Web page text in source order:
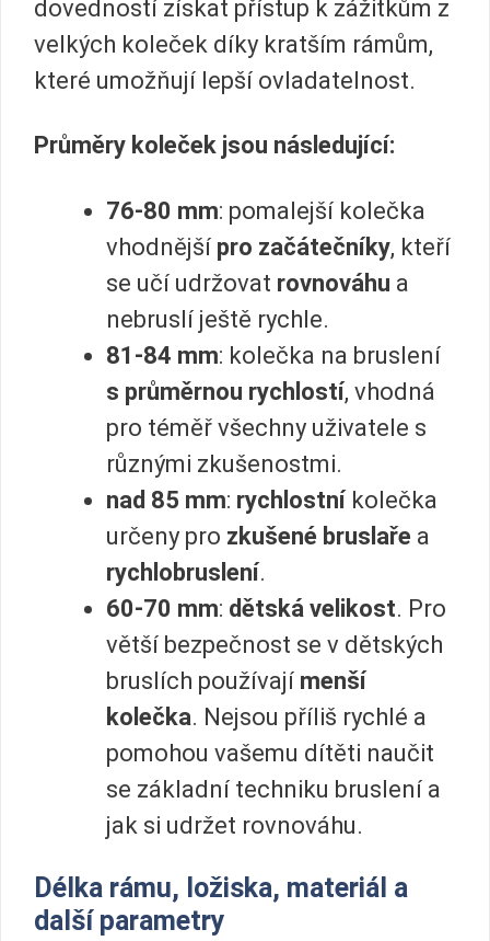
dovedností získat přístup k zážitkům z
velkých koleček díky kratším rámům,
které umožňují lepší ovladatelnost.
Průměry koleček jsou následující:
76-80 mm: pomalejší kolečka
vhodnější pro začátečníky, kteří
se učí udržovat rovnováhu a
nebruslí ještě rychle.
81-84 mm: kolečka na bruslení
s průměrnou rychlostí, vhodná
pro téměř všechny uživatele s
různými zkušenostmi.
nad 85 mm: rychlostní kolečka
určeny pro zkušené bruslaře a
rychlobruslení.
60-70 mm: dětská velikost. Pro
větší bezpečnost se v dětských
bruslích používají menší
kolečka. Nejsou příliš rychlé a
pomohou vašemu dítěti naučit
se základní techniku bruslení a
jak si udržet rovnováhu.
Délka rámu, ložiska, materiál a
další parametry